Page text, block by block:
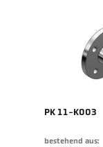
PK 11-K003
bestehend aus: